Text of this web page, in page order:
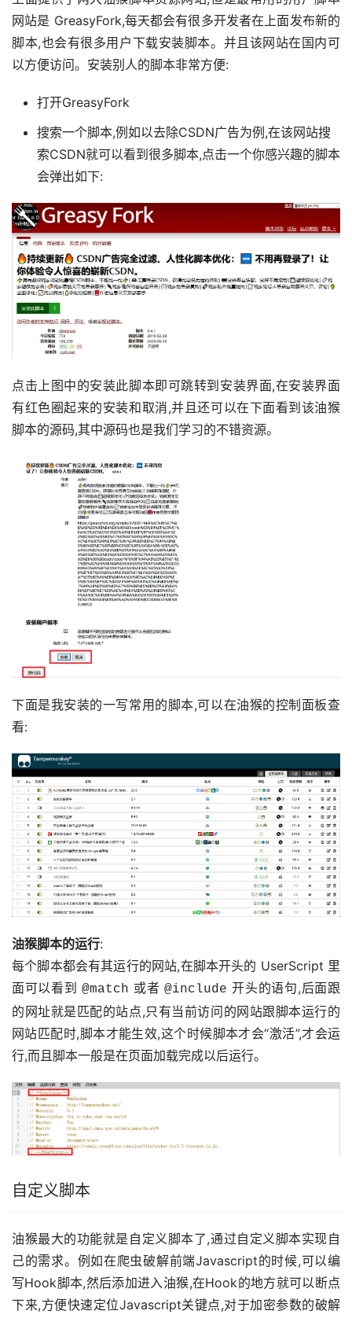
网站是 GreasyFork,每天都会有很多开发者在上面发布新的
脚本,也会有很多用户下载安装脚本。并且该网站在国内可
以方便访问。安装别人的脚本非常方便:
打开GreasyFork
搜索一个脚本,例如以去除CSDN广告为例,在该网站搜
索CSDN就可以看到很多脚本,点击一个你感兴趣的脚本
会弹出如下:
点击上图中的安装此脚本即可跳转到安装界面,在安装界面
有红色圈起来的安装和取消,并且还可以在下面看到该油猴
脚本的源码,其中源码也是我们学习的不错资源。
下面是我安装的一写常用的脚本,可以在油猴的控制面板查
看:
油猴脚本的运行:
每个脚本都会有其运行的网站,在脚本开头的 UserScript 里
面可以看到 @match 或者 @include 开头的语句,后面跟
的网址就是匹配的站点,只有当前访问的网站跟脚本运行的
网站匹配时,脚本才能生效,这个时候脚本才会“激活”,才会运
行,而且脚本一般是在页面加载完成以后运行。
自定义脚本
油猴最大的功能就是自定义脚本了,通过自定义脚本实现自
己的需求。例如在爬虫破解前端Javascript的时候,可以编
写Hook脚本,然后添加进入油猴,在Hook的地方就可以断点
下来,方便快速定位Javascript关键点,对于加密参数的破解